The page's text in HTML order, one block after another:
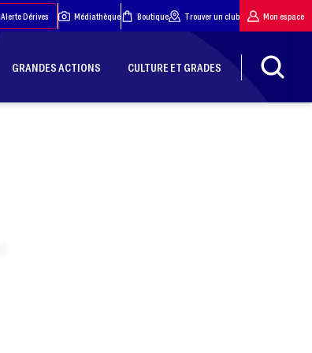
Alerte Dérives Médiathèque Boutique Trouver un club Mon espace
GRANDES ACTIONS CULTURE ET GRADES